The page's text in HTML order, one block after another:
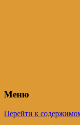
Меню
Перейти к